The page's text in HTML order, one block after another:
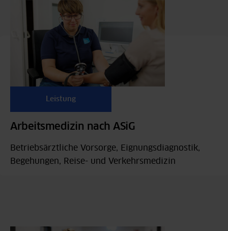
Leistung
Arbeitsmedizin nach ASiG
Betriebsärztliche Vorsorge, Eignungsdiagnostik,
Begehungen, Reise- und Verkehrsmedizin